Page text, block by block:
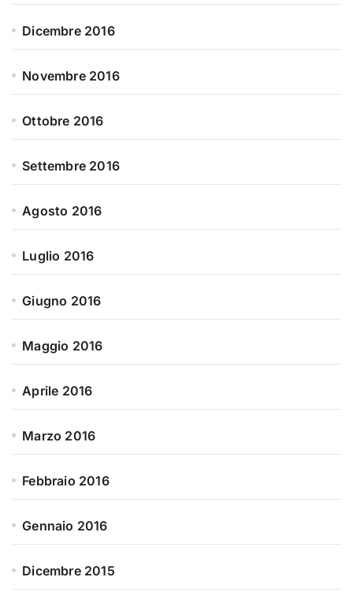
Dicembre 2016
Novembre 2016
Ottobre 2016
Settembre 2016
Agosto 2016
Luglio 2016
Giugno 2016
Maggio 2016
Aprile 2016
Marzo 2016
Febbraio 2016
Gennaio 2016
Dicembre 2015